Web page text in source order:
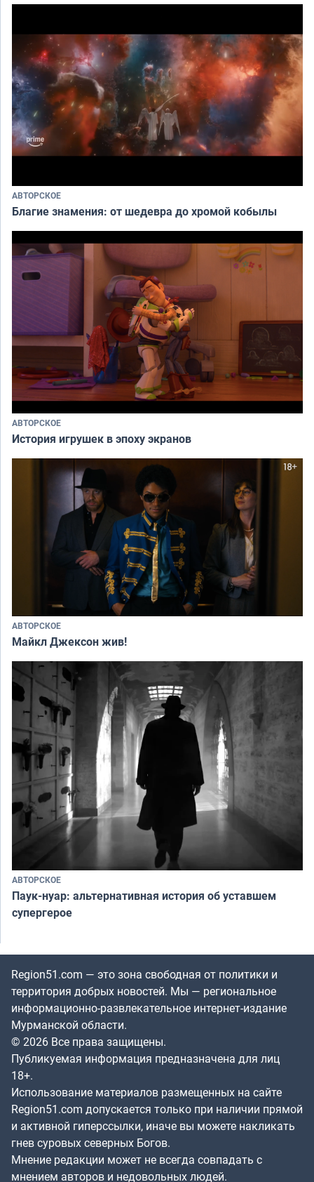
АВТОРСКОЕ
Благие знамения: от шедевра до хромой кобылы
АВТОРСКОЕ
История игрушек в эпоху экранов
АВТОРСКОЕ
Майкл Джексон жив!
АВТОРСКОЕ
Паук-нуар: альтернативная история об уставшем
супергерое
Region51.com — это зона свободная от политики и
территория добрых новостей. Мы — региональное
информационно-развлекательное интернет-издание
Мурманской области.
© 2026 Все права защищены.
Публикуемая информация предназначена для лиц
18+.
Использование материалов размещенных на сайте
Region51.com допускается только при наличии прямой
и активной гиперссылки, иначе вы можете накликать
гнев суровых северных Богов.
Мнение редакции может не всегда совпадать с
мнением авторов и недовольных людей.